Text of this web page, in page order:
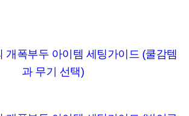
개폭부두 아이템 세팅가이드 (쿨감템
과 무기 선택)